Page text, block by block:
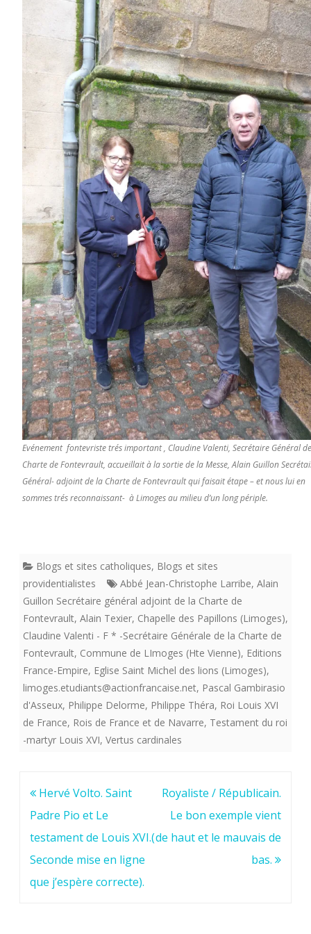
Evénement fontevriste trés important , Claudine Valenti, Secrétaire Général
Charte de Fontevrault, accueillait à la sortie de la Messe, Alain Guillon
Général-adjointde la Charte de Fontevrault qui faisait étape – et nous lui en
sommes trés reconnaissant- à Limoges au milieu d’un long périple.
Blogs et sites catholiques, Blogs et sites
providentialistes
Abbé Jean-Christophe Larribe, Alain
Guillon Secrétaire général adjoint de la Charte de
Fontevrault, Alain Texier, Chapelle des Papillons (Limoges),
Claudine Valenti - F * -Secrétaire Générale de la Charte de
Fontevrault, Commune de LImoges (Hte Vienne), Editions
France-Empire, Eglise Saint Michel des lions (Limoges),
limoges.etudiants@actionfrancaise.net, Pascal Gambirasio
d'Asseux, Philippe Delorme, Philippe Théra, Roi Louis XVI
de France, Rois de France et de Navarre, Testament du roi
-martyr Louis XVI, Vertus cardinales
Navigation
de
l’article
Hervé Volto. Saint
Padre Pio et Le
testament de Louis XVI.(
Seconde mise en ligne
que j’espère correcte).
Royaliste / Républicain.
Le bon exemple vient
de haut et le mauvais de
bas.